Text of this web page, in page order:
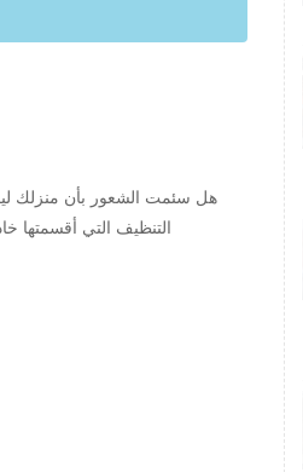
هل سئمت الشعور بأن منزلك
التنظيف التي أقسمتها